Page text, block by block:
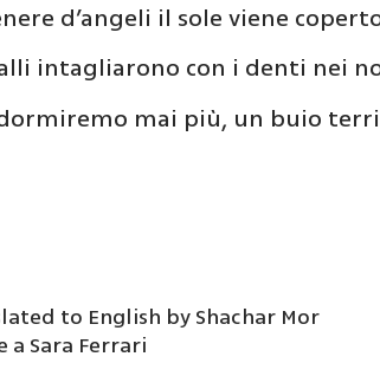
d’angeli il sole viene
intagliarono con i denti nei
mai più, un buio
to English by Shachar Mor
a Sara Ferrari